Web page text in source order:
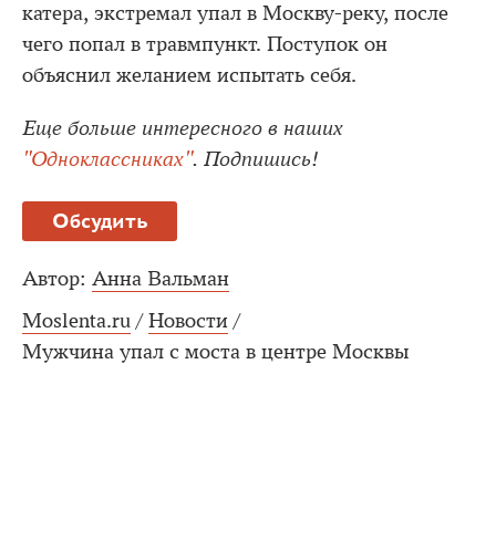
катера, экстремал упал в Москву-реку, после
чего попал в травмпункт. Поступок он
объяснил желанием испытать себя.
Еще больше интересного в наших
"Одноклассниках". Подпишись!
Обсудить
Автор: Анна Вальман
Moslenta.ru / Новости /
Мужчина упал с моста в центре Москвы